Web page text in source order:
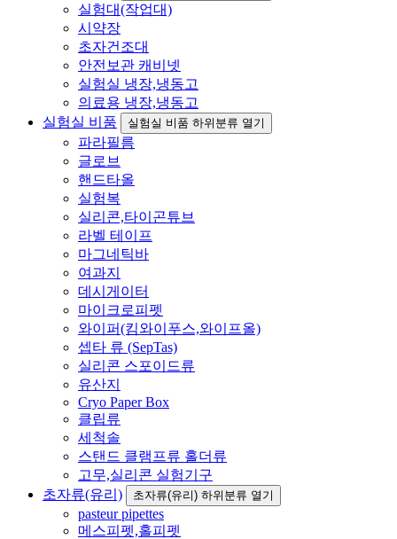
실험대(작업대)
시약장
초자건조대
안전보관 캐비넷
실험실 냉장,냉동고
의료용 냉장,냉동고
실험실 비품
실험실 비품 하위분류 열기
파라필름
글로브
핸드타올
실험복
실리콘,타이곤튜브
라벨 테이프
마그네틱바
여과지
데시게이터
마이크로피펫
와이퍼(킴와이푸스,와이프올)
셉타 류 (SepTas)
실리콘 스포이드류
유산지
Cryo Paper Box
클립류
세척솔
스탠드 클램프류 홀더류
고무,실리콘 실험기구
초자류(유리)
초자류(유리) 하위분류 열기
pasteur pipettes
메스피펫,홀피펫